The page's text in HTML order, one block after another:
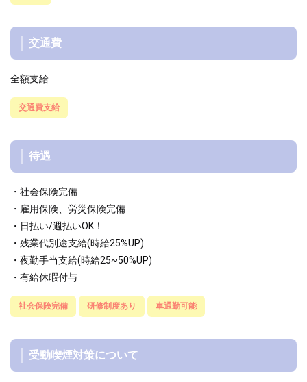
交通費
全額支給
交通費支給
待遇
・社会保険完備
・雇用保険、労災保険完備
・日払い/週払いOK！
・残業代別途支給(時給25%UP)
・夜勤手当支給(時給25~50%UP)
・有給休暇付与
社会保険完備 研修制度あり 車通勤可能
受動喫煙対策について